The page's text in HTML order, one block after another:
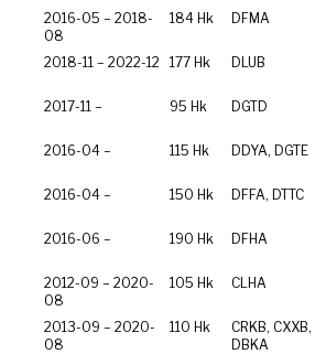
2016-05 – 2018-
08
184 Hk DFMA
2018-11 – 2022-12 177 Hk DLUB
2017-11 – 95 Hk DGTD
2016-04 – 115 Hk DDYA, DGTE
2016-04 – 150 Hk DFFA, DTTC
2016-06 – 190 Hk DFHA
2012-09 – 2020-
08
105 Hk CLHA
2013-09 – 2020-
08
110 Hk
CRKB, CXXB,
DBKA